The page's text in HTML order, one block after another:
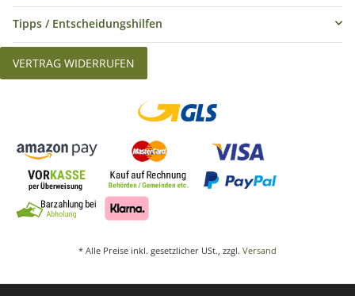
Tipps / Entscheidungshilfen
VERTRAG WIDERRUFEN
* Alle Preise inkl. gesetzlicher USt., zzgl. Versand